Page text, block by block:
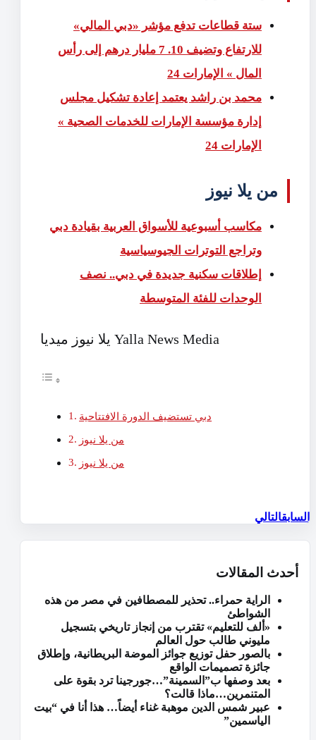
ستة قطاعات تدفع مؤشر «دبي المالي»
للارتفاع وتضيف 10. 7 مليار درهم إلى رأس
المال » الإمارات 24
محمد بن راشد يعتمد إعادة تشكيل مجلس
إدارة مؤسسة الإمارات للخدمات الصحية »
الإمارات 24
من يلا نيوز
مكاسب أسبوعية للأسواق العربية بقيادة دبي
وتراجع التوترات الجيوسياسية
إطلاقات سكنية جديدة في دبي.. نصف
الوحدات للفئة المتوسطة
يلا نيوز ميديا Yalla News Media
دبي تستضيف الدورة الافتتاحية
من يلا نيوز
من يلا نيوز
السابقالتالي
أحدث المقالات
الراية حمراء.. تحذير للمصطافين في مصر من هذه
الشواطئ
«ألف للتعليم» تقترب من إنجاز تاريخي بتسجيل
مليوني طالب حول العالم
بالصور حفل توزيع جوائز الموضة البريطانية، وإطلاق
جائزة تصميمات الواقع
بعد وصفها ب”السمينة”…جورجينا ترد بقوة على
المتنمرين…ماذا قالت؟
عبير شمس الدين موهبة غناء أيضاً… هذا أنا في “بيت
الياسمين”